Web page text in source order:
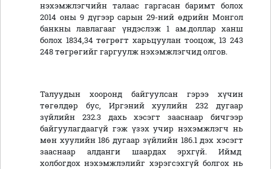
нэхэмжлэгчийн талаас гаргасан баримт болох
2014 оны 9 дүгээр сарын 29-ний өдрийн Монгол
банкны лавлагааг үндэслэж 1 ам.доллар ханш
болох 1834,34 төгрөгт харьцуулан тооцож, 13 243
248 төгрөгийг гаргуулж нэхэмжлэгчид олгов.
Талуудын хооронд байгуулсан гэрээ хүчин
төгөлдөр бус, Иргэний хуулийн 232 дугаар
зүйлийн 232.3 дахь хэсэгт зааснаар бичгээр
байгуулагдаагүй гэж үзэх учир нэхэмжлэгч нь
мөн хуулийн 186 дугаар зүйлийн 186.1 дэх хэсэгт
зааснаар алданги шаардах эрхгүй. Иймд
холбогдох нэхэмжлэлийг хэрэгсэхгүй болгох нь